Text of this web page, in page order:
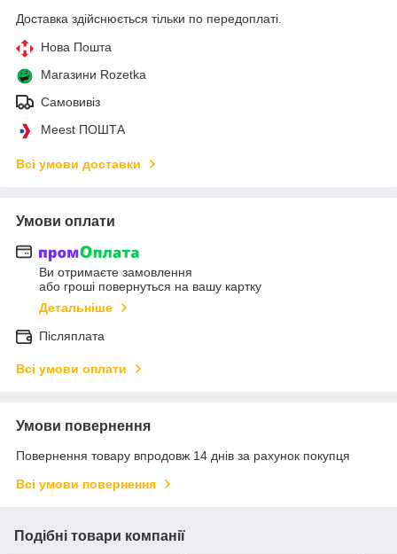
Доставка здійснюється тільки по передоплаті.
Нова Пошта
Магазини Rozetka
Самовивіз
Meest ПОШТА
Всі умови доставки
Умови оплати
Ви отримаєте замовлення
або гроші повернуться на вашу картку
Детальніше
Післяплата
Всі умови оплати
Умови повернення
Повернення товару впродовж 14 днів за рахунок покупця
Всі умови повернення
Подібні товари компанії